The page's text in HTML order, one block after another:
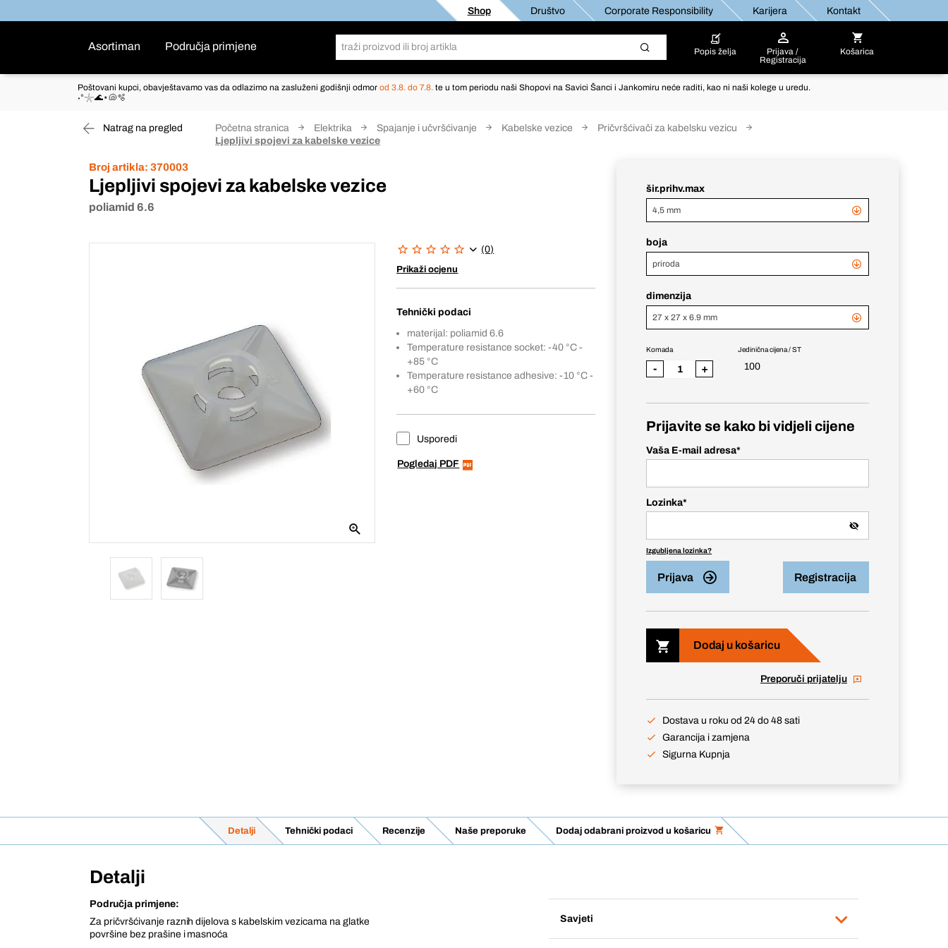
Shop Društvo Corporate Responsibility Karijera Kontakt
Asortiman Područja primjene Popis želja
Prijava /
Registracija
Košarica
Poštovani kupci, obavještavamo vas da odlazimo na zasluženi godišnji odmor od 3.8. do 7.8. te u tom periodu naši Shopovi na Savici Šanci i Jankomiru neće raditi, kao ni naši kolege u uredu.
˖°𓇼🌊⋆🐚🫧
Natrag na pregled Početna stranica Elektrika Spajanje i učvršćivanje Kabelske vezice
Pričvršćivači za kabelsku vezicu
Ljepljivi spojevi za kabelske vezice
Broj artikla: 370003
Ljepljivi spojevi za kabelske vezice
poliamid 6.6
(0)
Prikaži ocjenu
Tehnički podaci
materijal: poliamid 6.6
Temperature resistance socket: -40 °C -
+85 °C
Temperature resistance adhesive: -10 °C -
+60 °C
Usporedi
Pogledaj PDF
šir.prihv.max
4,5 mm
boja
priroda
dimenzija
27 x 27 x 6.9 mm
Jedinična cijena / ST
100
Komada
- +
Prijavite se kako bi vidjeli cijene
Vaša E-mail adresa*
Lozinka*
Izgubljena lozinka?
Prijava Registracija
Dodaj u košaricu
Preporuči prijatelju
Dostava u roku od 24 do 48 sati
Garancija i zamjena
Sigurna Kupnja
Detalji Tehnički podaci Recenzije Naše preporuke Dodaj odabrani proizvod u košaricu
Detalji
Područja primjene:
Za pričvršćivanje raznih dijelova s kabelskim vezicama na glatke
površine bez prašine i masnoća
Savjeti